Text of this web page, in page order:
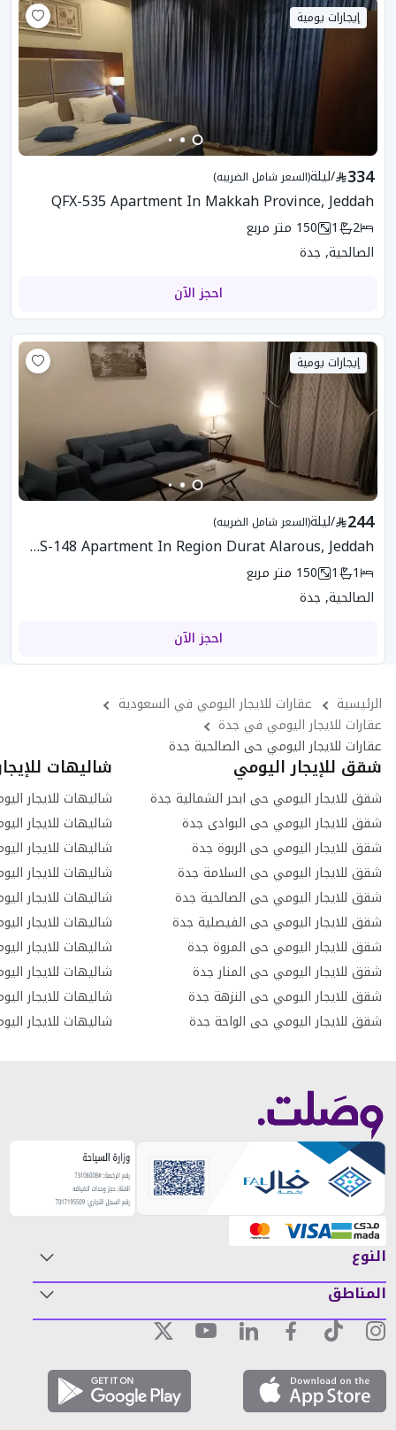
إيجارات يومية
334
/ليلة(السعر شامل الضريبه)
QFX-535 Apartment In Makkah Province, Jeddah
2
1
150 متر مربع
الصالحية, جدة
احجز الآن
إيجارات يومية
244
/ليلة(السعر شامل الضريبه)
ZOS-148 Apartment In Region Durat Alarous, Jeddah
1
1
150 متر مربع
الصالحية, جدة
احجز الآن
الرئيسية
عقارات للايجار اليومي في السعودية
عقارات للايجار اليومي في جدة
عقارات للايجار اليومي حى الصالحية جدة
شقق للإيجار اليومي
شقق للايجار اليومي حى ابحر الشمالية جدة
شقق للايجار اليومي حى البوادى جدة
شقق للايجار اليومي حى الربوة جدة
شقق للايجار اليومي حى السلامة جدة
شقق للايجار اليومي حى الصالحية جدة
شقق للايجار اليومي حى الفيصلية جدة
شقق للايجار اليومي حى المروة جدة
شقق للايجار اليومي حى المنار جدة
شقق للايجار اليومي حى النزهة جدة
شقق للايجار اليومي حى الواحة جدة
شاليهات
شاليهات للايجار
شاليهات للايجار
شاليهات للايجار
شاليهات للايجار
شاليهات للايجار
شاليهات للايجار
شاليهات للايجار
شاليهات للايجار
النوع
المناطق